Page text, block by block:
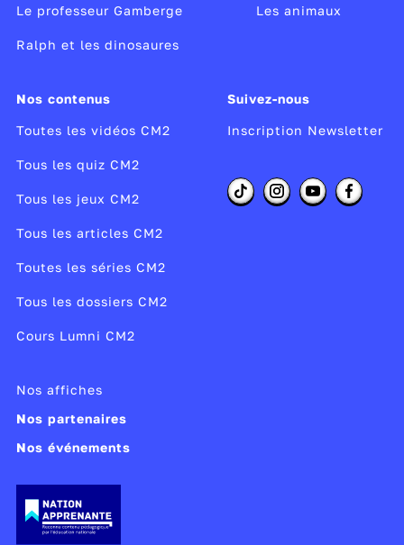
Le professeur Gamberge
Ralph et les dinosaures
Les animaux
Nos contenus
Toutes les vidéos CM2
Tous les quiz CM2
Tous les jeux CM2
Tous les articles CM2
Toutes les séries CM2
Tous les dossiers CM2
Cours Lumni CM2
Suivez-nous
Inscription Newsletter
Nos affiches
Nos partenaires
Nos événements